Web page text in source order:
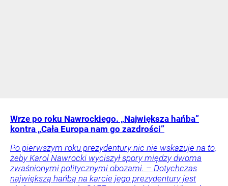
Wrze po roku Nawrockiego. „Największa hańba”
kontra „Cała Europa nam go zazdrości”
Po pierwszym roku prezydentury nic nie wskazuje na to,
żeby Karol Nawrocki wyciszył spory między dwoma
zwaśnionymi politycznymi obozami. – Dotychczas
największą hańbą na karcie jego prezydentury jest